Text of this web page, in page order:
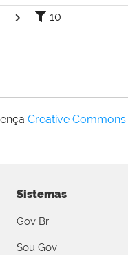
10
Creative
Sistemas
Gov Br
Sou Gov